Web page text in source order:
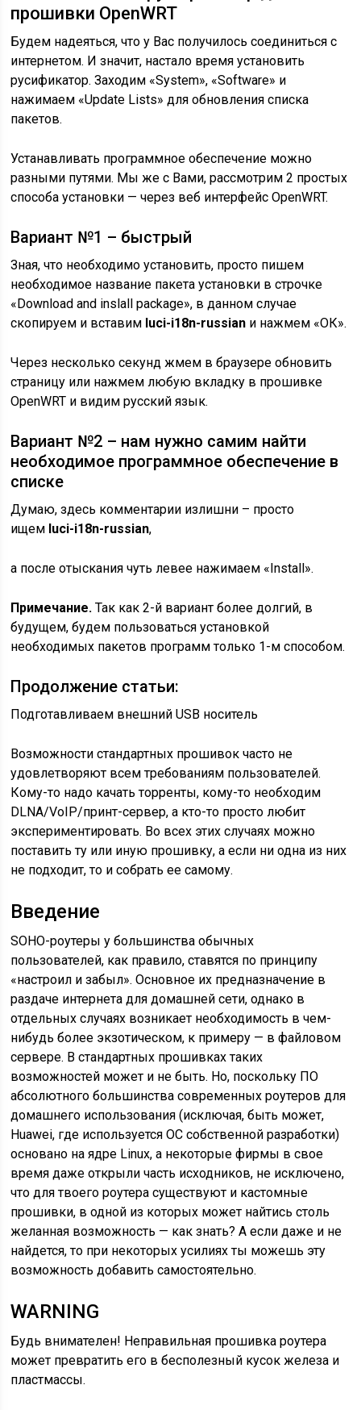
прошивки OpenWRT
Будем надеяться, что у Вас получилось соединиться с
интернетом. И значит, настало время установить
русификатор. Заходим «System», «Software» и
нажимаем «Update Lists» для обновления списка
пакетов.
Устанавливать программное обеспечение можно
разными путями. Мы же с Вами, рассмотрим 2 простых
способа установки — через веб интерфейс OpenWRT.
Вариант №1 – быстрый
Зная, что необходимо установить, просто пишем
необходимое название пакета установки в строчке
«Download and inslall package», в данном случае
скопируем и вставим luci-i18n-russian и нажмем «ОК».
Через несколько секунд жмем в браузере обновить
страницу или нажмем любую вкладку в прошивке
OpenWRT и видим русский язык.
Вариант №2 – нам нужно самим найти
необходимое программное обеспечение в
списке
Думаю, здесь комментарии излишни – просто
ищем luci-i18n-russian,
а после отыскания чуть левее нажимаем «Install».
Примечание. Так как 2-й вариант более долгий, в
будущем, будем пользоваться установкой
необходимых пакетов программ только 1-м способом.
Продолжение статьи:
Подготавливаем внешний USB носитель
Возможности стандартных прошивок часто не
удовлетворяют всем требованиям пользователей.
Кому-то надо качать торренты, кому-то необходим
DLNA/VoIP/принт-сервер, а кто-то просто любит
экспериментировать. Во всех этих случаях можно
поставить ту или иную прошивку, а если ни одна из них
не подходит, то и собрать ее самому.
Введение
SOHO-роутеры у большинства обычных
пользователей, как правило, ставятся по принципу
«настроил и забыл». Основное их предназначение в
раздаче интернета для домашней сети, однако в
отдельных случаях возникает необходимость в чем-
нибудь более экзотическом, к примеру — в файловом
сервере. В стандартных прошивках таких
возможностей может и не быть. Но, поскольку ПО
абсолютного большинства современных роутеров для
домашнего использования (исключая, быть может,
Huawei, где используется ОС собственной разработки)
основано на ядре Linux, а некоторые фирмы в свое
время даже открыли часть исходников, не исключено,
что для твоего роутера существуют и кастомные
прошивки, в одной из которых может найтись столь
желанная возможность — как знать? А если даже и не
найдется, то при некоторых усилиях ты можешь эту
возможность добавить самостоятельно.
WARNING
Будь внимателен! Неправильная прошивка роутера
может превратить его в бесполезный кусок железа и
пластмассы.